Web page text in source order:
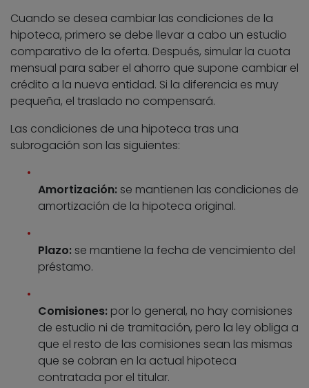
Cuando se desea cambiar las condiciones de la
hipoteca, primero se debe llevar a cabo un estudio
comparativo de la oferta. Después, simular la cuota
mensual para saber el ahorro que supone cambiar el
crédito a la nueva entidad. Si la diferencia es muy
pequeña, el traslado no compensará.
Las condiciones de una hipoteca tras una
subrogación son las siguientes:
Amortización: se mantienen las condiciones de
amortización de la hipoteca original.
Plazo: se mantiene la fecha de vencimiento del
préstamo.
Comisiones: por lo general, no hay comisiones
de estudio ni de tramitación, pero la ley obliga a
que el resto de las comisiones sean las mismas
que se cobran en la actual hipoteca
contratada por el titular.